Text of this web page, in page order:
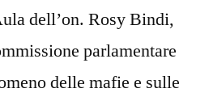
dell’on. Rosy Bindi,
parlamentare
delle mafie e sulle